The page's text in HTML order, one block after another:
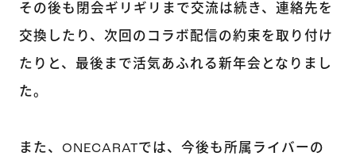
その後も閉会ギリギリまで交流は続き、連絡先を
交換したり、次回のコラボ配信の約束を取り付け
たりと、最後まで活気あふれる新年会となりまし
た。
また、ONECARATでは、今後も所属ライバーの